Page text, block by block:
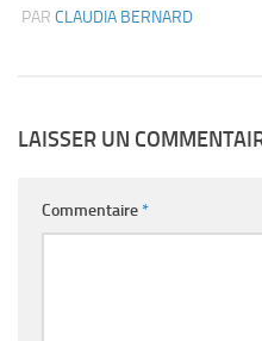
PAR CLAUDIA BERNARD
LAISSER UN
Commentaire*